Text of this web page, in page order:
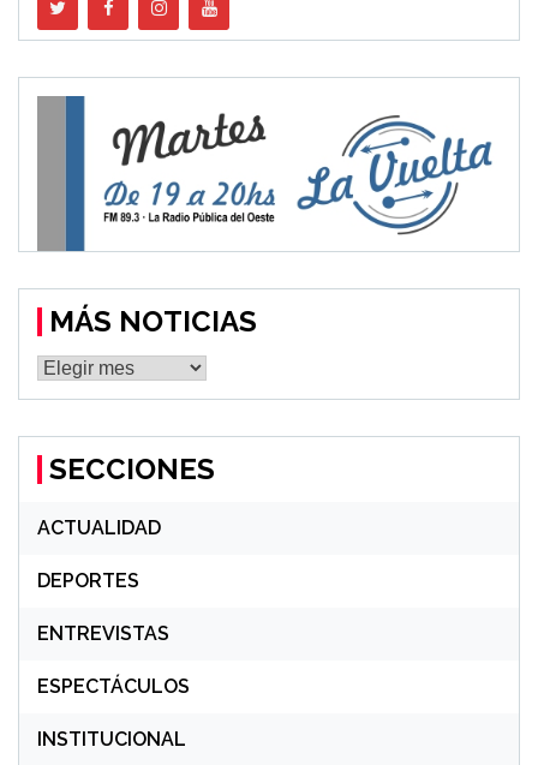
MÁS NOTICIAS
MÁS
NOTICIAS
SECCIONES
ACTUALIDAD
DEPORTES
ENTREVISTAS
ESPECTÁCULOS
INSTITUCIONAL